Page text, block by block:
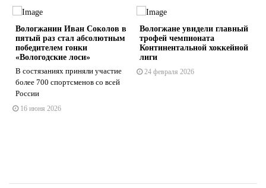
Вологжанин Иван Соколов в
пятый раз стал абсолютным
победителем гонки
«Вологодские лоси»
В состязаниях приняли участие
более 700 спортсменов со всей
России
16 июня 2026
Вологжане увидели главный
трофей чемпионата
Континентальной хоккейной
лиги
24 февраля 2026